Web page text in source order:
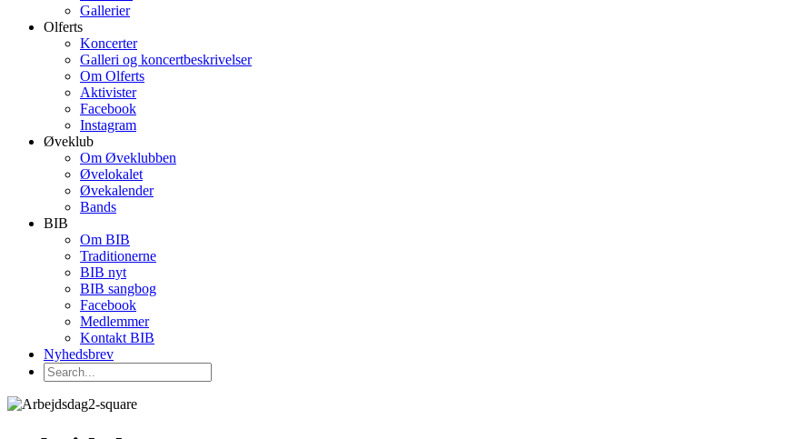
Gallerier
Olferts
Koncerter
Galleri og koncertbeskrivelser
Om Olferts
Aktivister
Facebook
Instagram
Øveklub
Om Øveklubben
Øvelokalet
Øvekalender
Bands
BIB
Om BIB
Traditionerne
BIB nyt
BIB sangbog
Facebook
Medlemmer
Kontakt BIB
Nyhedsbrev